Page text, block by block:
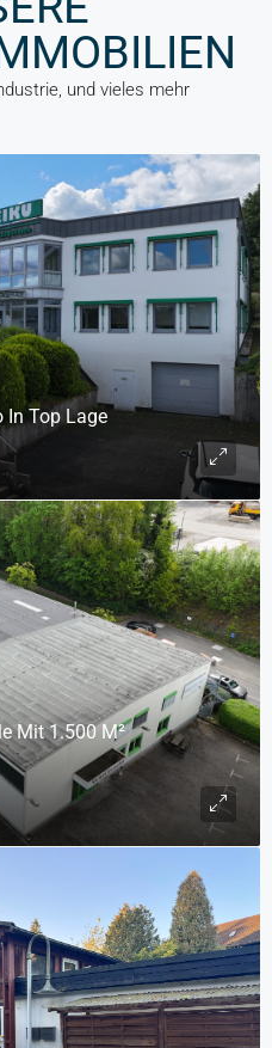
und vieles mehr
In Top Lage
Mit 1.500 M²